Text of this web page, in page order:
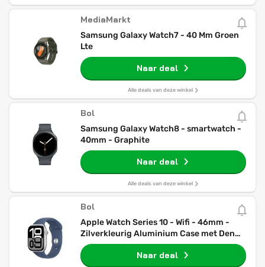
MediaMarkt
Samsung Galaxy Watch7 - 40 Mm Groen
Lte
Naar deal
Alle deals van deze winkel
Bol
Samsung Galaxy Watch8 - smartwatch -
40mm - Graphite
Naar deal
Alle deals van deze winkel
Bol
Apple Watch Series 10 - Wifi - 46mm -
Zilverkleurig Aluminium Case met Denim
Sportbandje - M/L
Naar deal